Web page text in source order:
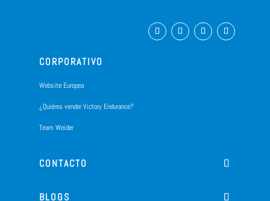
CORPORATIVO
Website Europea
¿Quiéres vender Victory Endurance?
Team Weider
CONTACTO
BLOGS